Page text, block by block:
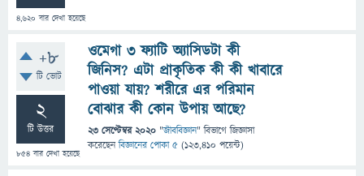
4,620 বার দেখা হয়েছে
+8
টি ভোট
2
টি উত্তর
854 বার দেখা হয়েছে
ওমেগা 3 ফ্যাটি অ্যাসিডটা কী
জিনিস? এটা প্রাকৃতিক কী কী খাবারে
পাওয়া যায়? শরীরে এর পরিমান
বোঝার কী কোন উপায় আছে?
23 সেপ্টেম্বর 2020 "জীববিজ্ঞান" বিভাগে জিজ্ঞাসা
করেছেনবিজ্ঞানের পোকা ৫ (123,410 পয়েন্ট)